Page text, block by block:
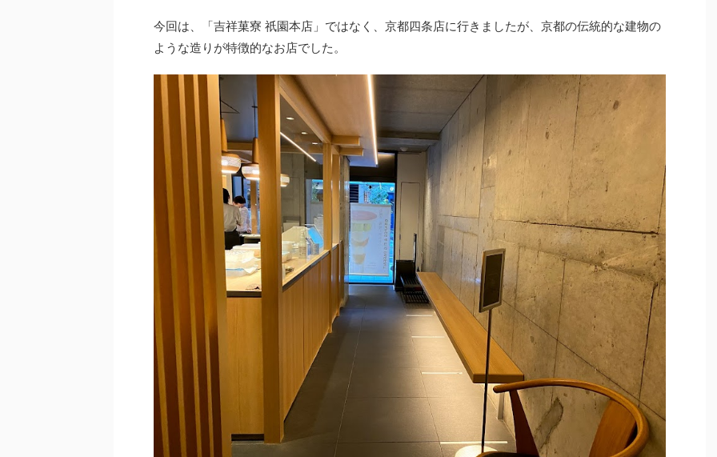
今回は、「吉祥菓寮 祇園本店」ではなく、京都四条店に行きましたが、京都の伝統的な建物の
ような造りが特徴的なお店でした。